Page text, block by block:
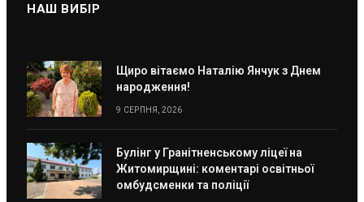
НАШ ВИБІР
Щиро вітаємо Наталію Янчук з Днем
народження!
9 СЕРПНЯ, 2026
Булінг у Гранітненському ліцеї на
Житомирщині: коментарі освітньої
омбудсменки та поліції